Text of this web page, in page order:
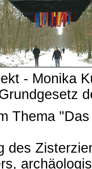
- Monika
Thema
des